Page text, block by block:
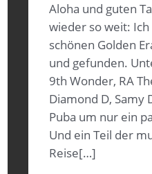
Aloha und guten
wieder so weit:
schönen Golden
und gefunden.
9th Wonder, RA
Diamond D, Samy
Puba um nur ein
Und ein Teil der
Reise[…]